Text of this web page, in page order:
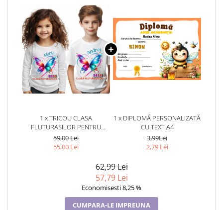
1 x TRICOU CLASA
FLUTURASILOR PENTRU
SCOALA SAU GRADINITA
59,00 Lei
55,00 Lei
1 x DIPLOMĂ PERSONALIZATĂ
CU TEXT A4
3,99Lei
2,79 Lei
62,99 Lei
57,79 Lei
Economisesti 8,25 %
CUMPARA-LE IMPREUNA